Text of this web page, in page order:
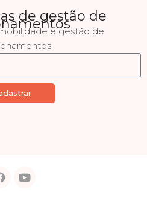
de gestão de
e gestão de